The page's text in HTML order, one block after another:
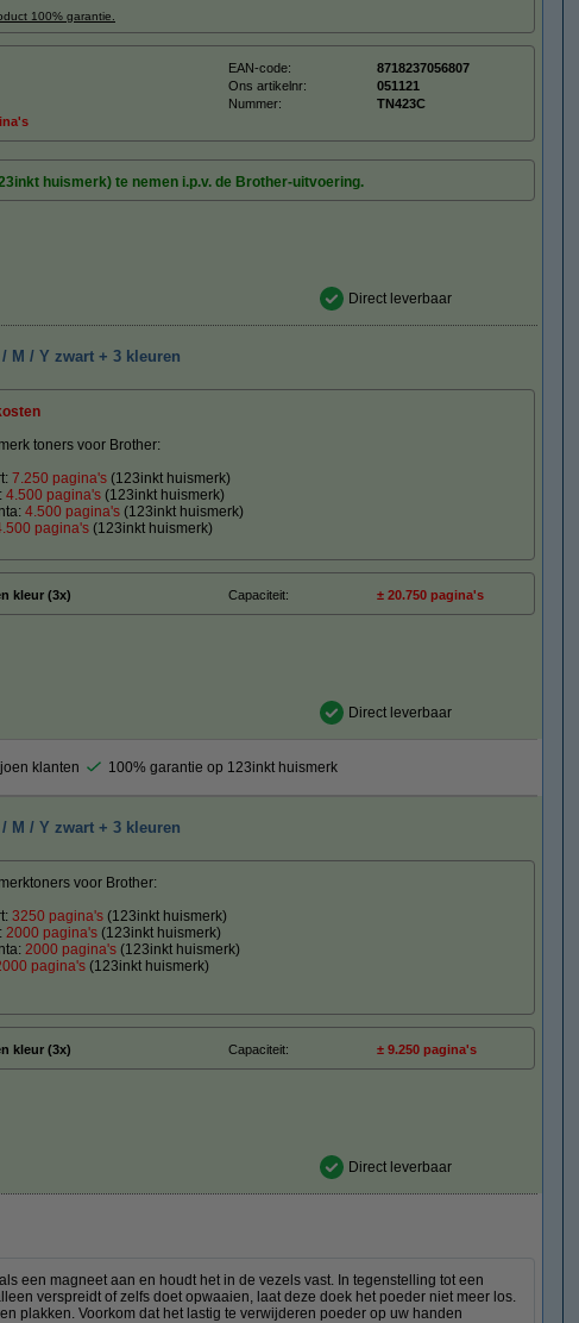
100% garantie.
EAN-code:
8718237056807
Ons artikelnr:
051121
Nummer:
TN423C
huismerk) te nemen i.p.v. de Brother-uitvoering.
Direct leverbaar
M / Y zwart + 3 kleuren
toners voor Brother:
7.250 pagina's (123inkt huismerk)
4.500 pagina's (123inkt huismerk)
4.500 pagina's (123inkt huismerk)
pagina's (123inkt huismerk)
kleur (3x) Capaciteit: ± 20.750 pagina's
Direct leverbaar
klanten 100% garantie op 123inkt huismerk
M / Y zwart + 3 kleuren
voor Brother:
3250 pagina's (123inkt huismerk)
2000 pagina's (123inkt huismerk)
2000 pagina's (123inkt huismerk)
pagina's (123inkt huismerk)
kleur (3x) Capaciteit: ± 9.250 pagina's
Direct leverbaar
een magneet aan en houdt het in de vezels vast. In tegenstelling tot een
verspreidt of zelfs doet opwaaien, laat deze doek het poeder niet meer los.
plakken. Voorkom dat het lastig te verwijderen poeder op uw handen